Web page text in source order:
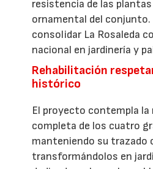
resistencia de las
ornamental del conjunto.
consolidar La Rosaleda
nacional en jardinería y
Rehabilitación
histórico
El proyecto contempla la
completa de los cuatro
manteniendo su trazado
transformándolos en